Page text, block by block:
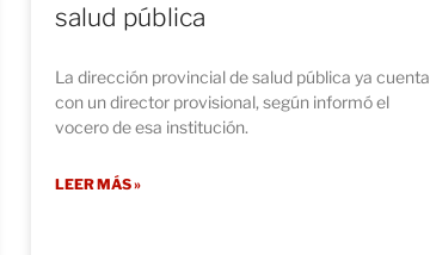
salud pública
La dirección provincial de salud pública ya cuenta
con un director provisional, según informó el
vocero de esa institución.
LEER MÁS »